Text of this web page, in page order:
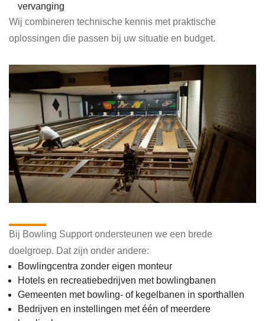
vervanging
Wij combineren technische kennis met praktische
oplossingen die passen bij uw situatie en budget.
Bij Bowling Support ondersteunen we een brede
doelgroep. Dat zijn onder andere:
Bowlingcentra zonder eigen monteur
Hotels en recreatiebedrijven met bowlingbanen
Gemeenten met bowling- of kegelbanen in sporthallen
Bedrijven en instellingen met één of meerdere